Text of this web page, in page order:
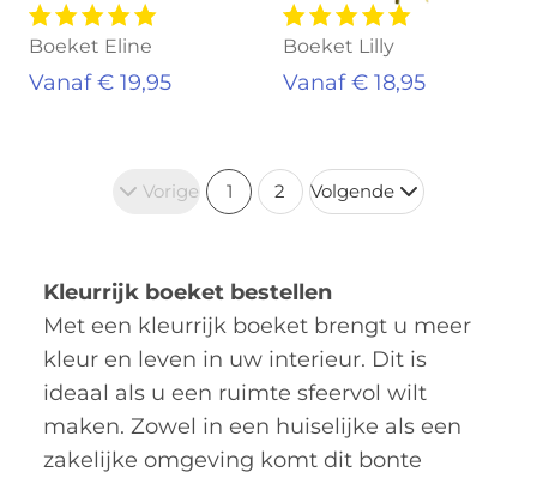
Boeket Eline
Vanaf € 19,95
Boeket Lilly
Vanaf € 18,95
Vorige 1 2 Volgende
Kleurrijk boeket bestellen
Met een kleurrijk boeket brengt u meer
kleur en leven in uw interieur. Dit is
ideaal als u een ruimte sfeervol wilt
maken. Zowel in een huiselijke als een
zakelijke omgeving komt dit bonte